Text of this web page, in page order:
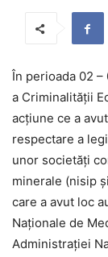
În perioada 02
a Criminalității
acţiune ce a
respectare a
unor societăţi
minerale (nisip
care a avut loc
Naționale de
Administrației